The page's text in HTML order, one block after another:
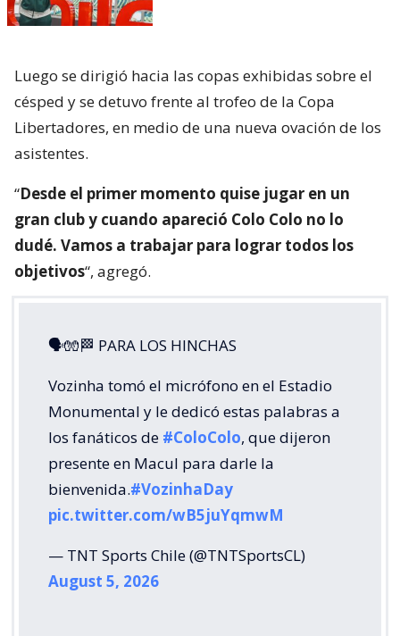
Luego se dirigió hacia las copas exhibidas sobre el
césped y se detuvo frente al trofeo de la Copa
Libertadores, en medio de una nueva ovación de los
asistentes.
“Desde el primer momento quise jugar en un
gran club y cuando apareció Colo Colo no lo
dudé. Vamos a trabajar para lograr todos los
objetivos“, agregó.
🗣🧤🏁 PARA LOS HINCHAS
Vozinha tomó el micrófono en el Estadio
Monumental y le dedicó estas palabras a
los fanáticos de #ColoColo, que dijeron
presente en Macul para darle la
bienvenida.#VozinhaDay
pic.twitter.com/wB5juYqmwM
— TNT Sports Chile (@TNTSportsCL)
August 5, 2026